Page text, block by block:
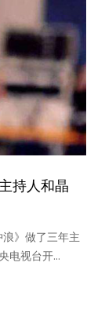
持人和晶
》做了三年主
电视台开...